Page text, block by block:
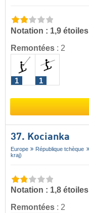
Notation : 1,9
Remontées : 2
1 1
37. Kocianka
Europe République tchèque
kraj)
Notation : 1,8
Remontées : 2